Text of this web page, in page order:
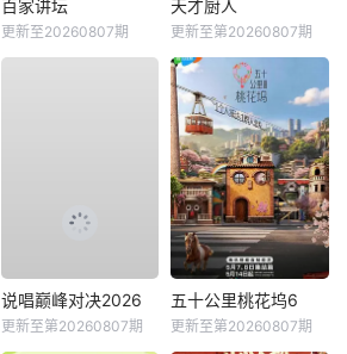
百家讲坛
更新至20260807期
天才厨人
更新至第20260807期
说唱巅峰对决2026
更新至第20260807期
五十公里桃花坞6
更新至第20260807期